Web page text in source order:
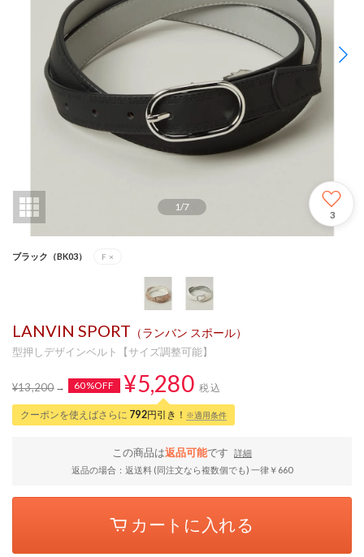
1/7
3
ブラック（BK03） F ×
LANVIN SPORT （ランバン スポール）
型押しデザインベルト【サイズ調整可能】
¥13,200 60%OFF ¥5,280 税込
クーポンを使えばさらに 792円引き！ ※適用条件
この商品は返品可能です
詳細
返品の場合：返送料 (同注文なら複数個でも) 一律￥660
カートに入れる